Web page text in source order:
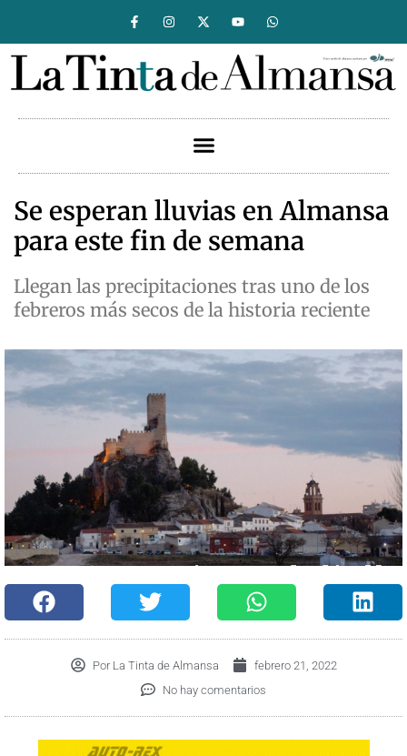
Se esperan lluvias en Almansa
para este fin de semana
Llegan las precipitaciones tras uno de los
febreros más secos de la historia reciente
PorLa Tinta de Almansa
febrero 21, 2022
No hay comentarios